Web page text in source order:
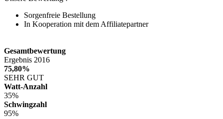
Sorgenfreie Bestellung
In Kooperation mit dem Affiliatepartner
Gesamtbewertung
Ergebnis 2016
75,80%
SEHR GUT
Watt-Anzahl
35%
Schwingzahl
95%